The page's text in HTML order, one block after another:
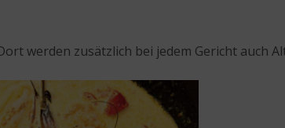
werden zusätzlich bei jedem Gericht auch